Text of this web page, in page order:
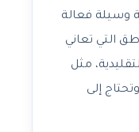
وسيلة فعالة
التي تعاني
مثل
إلى